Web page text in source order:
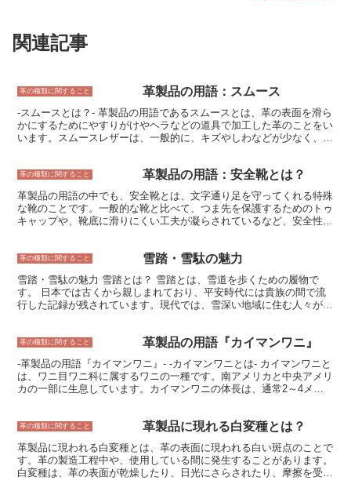
関連記事
革の種類に関すること 革製品の用語：スムース
-スムースとは？- 革製品の用語であるスムースとは、革の表面を滑ら
かにするためにやすりがけやヘラなどの道具で加工した革のことをい
います。スムースレザーは、一般的に、キズやしわなどが少なく、表
います。 スムースレザーは、革の種類や加工方法によって、さまざ
細かく、表面がなめらかなのが特徴です。一方、豚革のスムースレザ
ーは、キメが粗く、表面にシワやシボがあるのが特徴です。また、ス
ムースレザーは、染色や加工によって、さまざまな色や風合いを出す
から、革製品に広く使用されている素材です。靴、バッグ、財布、ソ
ファ、カーシートなど、さまざまな製品に使用されています。
革の種類に関すること 革製品の用語：安全靴とは？
革製品の用語の中でも、安全靴とは、文字通り足を守ってくれる特殊
な靴のことです。一般的な靴と比べて、つま先を保護するためのトゥ
キャップや、靴底に滑りにくい工夫が凝らされているなど、安全性を
種類や環境に合わせてさまざまな種類があります。たとえば、建設現
るものが多く、食品工場で使用する安全靴は滑りにくい靴底が採用さ
れているものが多いです。また、電気工事がらみに使用される安全靴
は電気を通さない特殊な素材が使用されているものもあります。
革の種類に関すること 雪踏・雪駄の魅力
雪踏・雪駄の魅力 雪踏とは？ 雪踏とは、雪道を歩くための履物で
す。 日本では古くから親しまれており、平安時代には貴族の間で流
行した記録が残されています。現代では、雪深い地域に住む人々が日
足を固定し、雪面に接する部分に歯のような突起を設けています。こ
た、雪踏は下駄よりも底が高いため、雪の上を歩いても足が濡れにく
くなります。 雪踏は、雪道での歩行を安全で快適なものにするため
に欠かせない履物です。雪が降り積もる地域にお住まいの方は、ぜひ
革の種類に関すること 革製品の用語『カイマンワニ』
-革製品の用語『カイマンワニ』- -カイマンワニとは- カイマンワニと
は、ワニ目ワニ科に属するワニの一種です。南アメリカと中央アメリ
カの一部に生息しています。カイマンワニの体長は、通常2～4メー
ます。カイマンワニの皮革は、独特の斑紋と美しい光沢が特徴で、高
革の種類に関すること 革製品に現れる白変種とは？
革製品に現われる白変種とは、革の表面に現われる白い斑点のことで
す。革の製造工程中や、使用している間に発生することがあります。
白変種は、革の表面が乾燥したり、日光にさらされたり、摩擦を受け